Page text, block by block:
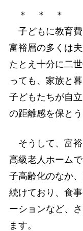
＊ ＊ ＊
子どもに教育費
富裕層の多くは
たとえ十分に二
っても、家族と
子どもたちが自
の距離感を保と
そうして、富裕
高級老人ホーム
子高齢化のなか
続けており、食
ーションなど、
ます。